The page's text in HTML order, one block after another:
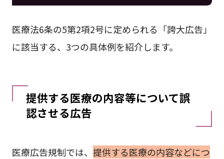
医療法6条の5第2項2号に定められる「誇大広告」
に該当する、3つの具体例を紹介します。
提供する医療の内容等について誤
認させる広告
医療広告規制では、 提供する医療の内容などにつ